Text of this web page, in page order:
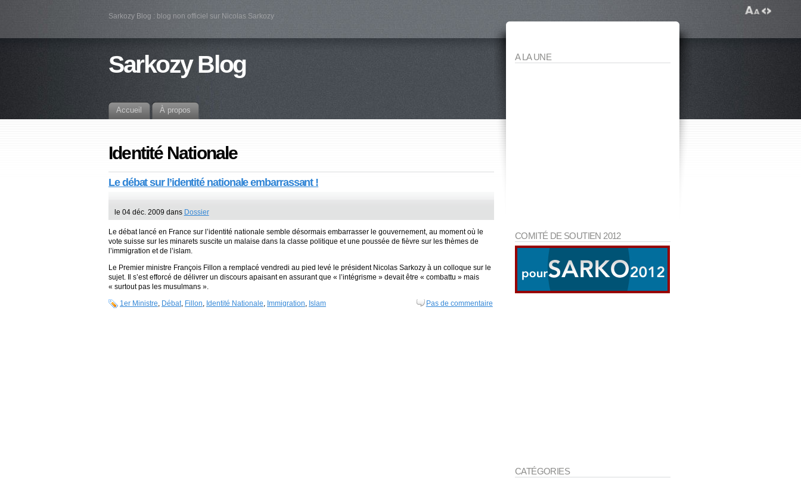
Sarkozy Blog : blog non officiel sur Nicolas Sarkozy
Sarkozy Blog
Accueil À propos
Identité Nationale
Le débat sur l’identité nationale embarrassant !
le 04 déc. 2009 dans Dossier
Le débat lancé en France sur l’identité nationale semble désormais embarrasser le gouvernement, au moment où le
vote suisse sur les minarets suscite un malaise dans la classe politique et une poussée de fièvre sur les thèmes de
l’immigration et de l’islam.
Le Premier ministre François Fillon a remplacé vendredi au pied levé le président Nicolas Sarkozy à un colloque sur le
sujet. Il s’est efforcé de délivrer un discours apaisant en assurant que « l’intégrisme » devait être « combattu » mais
« surtout pas les musulmans ».
1er Ministre, Débat, Fillon, Identité Nationale, Immigration, Islam Pas de commentaire
A LA UNE
COMITÉ DE SOUTIEN 2012
CATÉGORIES